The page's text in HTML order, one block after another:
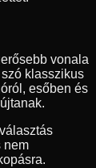
vonala
klasszikus
esőben és
nem